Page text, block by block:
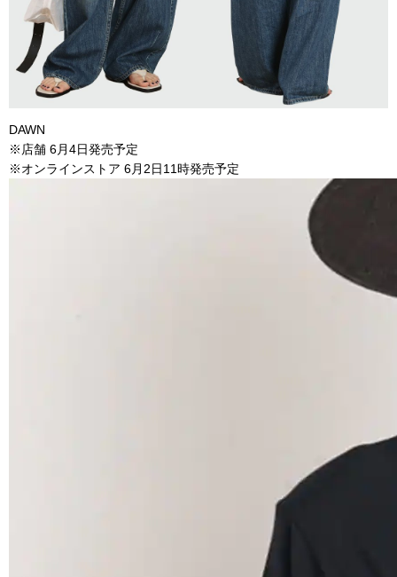
DAWN
※店舗 6月4日発売予定
※オンラインストア 6月2日11時発売予定